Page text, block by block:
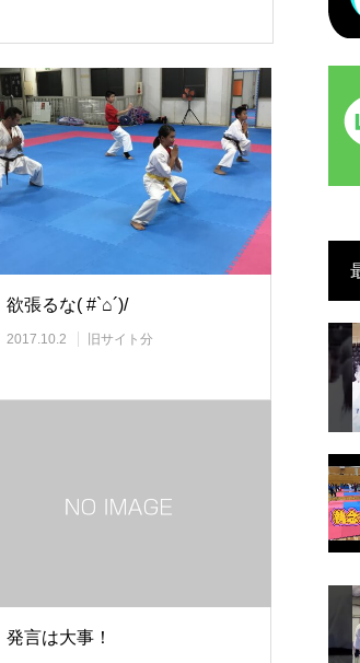
欲張るな( #`⌂´)/
2017.10.2 旧サイト分
発言は大事！